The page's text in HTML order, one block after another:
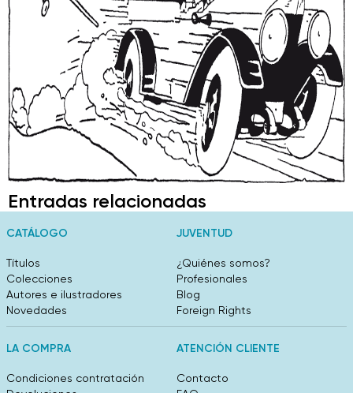
Entradas relacionadas
CATÁLOGO
Títulos
Colecciones
Autores e ilustradores
Novedades
JUVENTUD
¿Quiénes somos?
Profesionales
Blog
Foreign Rights
LA COMPRA
Condiciones contratación
ATENCIÓN CLIENTE
Contacto